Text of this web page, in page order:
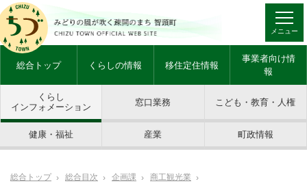
メニュー
総合トップ くらしの情報 移住定住情報
事業者向け情
報
くらし
インフォメーション
窓口業務 こども・教育・人権
健康・福祉 産業 町政情報
総合トップ 総合目次 企画課
商工観光業